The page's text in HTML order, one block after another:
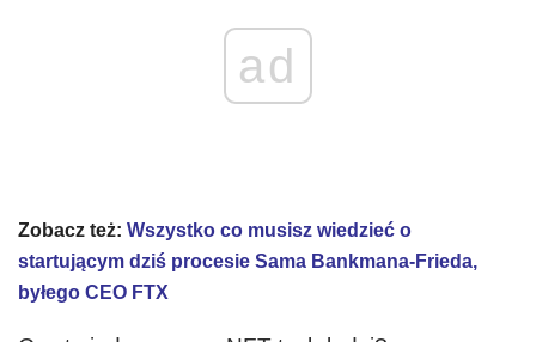
ad
Zobacz też: Wszystko co musisz wiedzieć o
startującym dziś procesie Sama Bankmana-Frieda,
byłego CEO FTX